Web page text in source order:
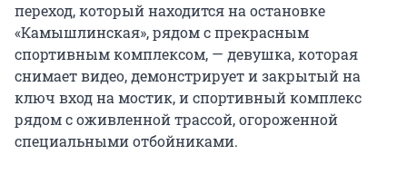
переход, который находится на остановке
«Камышлинская», рядом с прекрасным
спортивным комплексом, — девушка, которая
снимает видео, демонстрирует и закрытый на
ключ вход на мостик, и спортивный комплекс
рядом с оживленной трассой, огороженной
специальными отбойниками.